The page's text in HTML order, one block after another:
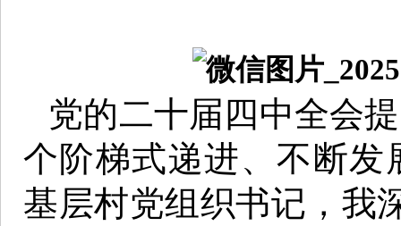
党的二十届四中全会
个阶梯式递进、不断发
基层村党组织书记，我